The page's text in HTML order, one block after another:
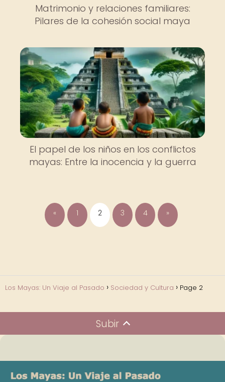
Matrimonio y relaciones familiares:
Pilares de la cohesión social maya
El papel de los niños en los conflictos
mayas: Entre la inocencia y la guerra
« 1 2 3 4 »
Los Mayas: Un Viaje al Pasado Sociedad y Cultura Page 2
Subir